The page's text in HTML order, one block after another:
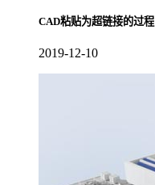
CAD粘贴为超链接的过程
2019-12-10